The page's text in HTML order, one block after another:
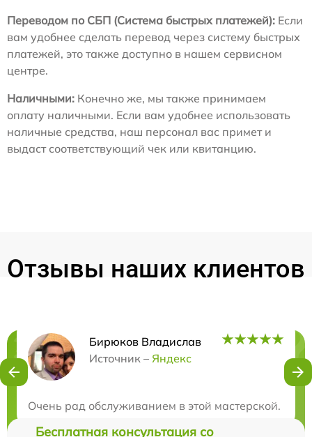
Переводом по СБП (Система быстрых платежей): Если
вам удобнее сделать перевод через систему быстрых
платежей, это также доступно в нашем сервисном
центре.
Наличными: Конечно же, мы также принимаем
оплату наличными. Если вам удобнее использовать
наличные средства, наш персонал вас примет и
выдаст соответствующий чек или квитанцию.
Отзывы наших клиентов
Бирюков Владислав
Источник – Яндекс
Очень рад обслуживанием в этой мастерской.
Нужна консультация?
Бесплатная консультация со